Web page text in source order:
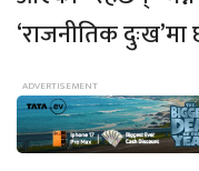
‘राजनीतिक दुःख’मा